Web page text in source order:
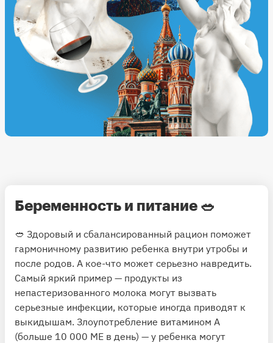
Беременность и питание 🥗
🥙 Здоровый и сбалансированный рацион поможет
гармоничному развитию ребенка внутри утробы и
после родов. А кое-что может серьезно навредить.
Самый яркий пример — продукты из
непастеризованного молока могут вызвать
серьезные инфекции, которые иногда приводят к
выкидышам. Злоупотребление витамином А
(больше 10 000 МЕ в день) — у ребенка могут